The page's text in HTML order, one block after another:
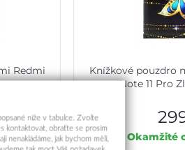
Redmi
Knížkové pouzdro
Note 11 Pro
Okamžité
níže v tabulce. Zvolte
kontaktovat, obraťte se prosím
nenakládáme, jak bychom měli,